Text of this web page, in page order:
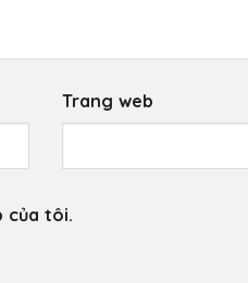
Trang web
của tôi.